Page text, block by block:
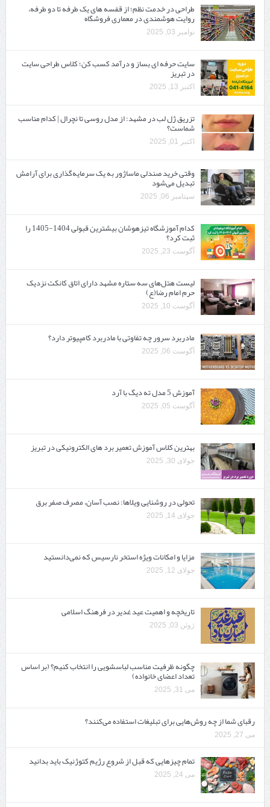
طراحی در خدمت نظم؛ از قفسه ‌های یک‌ طرفه تا دو طرفه،
روایت هوشمندی در معماری فروشگاه
نوامبر 03, 2025
سایت حرفه ‌ای بساز و درآمد کسب کن؛ کلاس طراحی سایت
در تبریز
اکتبر 13, 2025
تزریق ژل لب در مشهد: از مدل روسی تا نچرال | کدام مناسب
شماست؟
اکتبر 01, 2025
وقتی خرید صندلی ماساژور به یک سرمایه‌گذاری برای آرامش
تبدیل می‌شود
سپتامبر 06, 2025
کدام آموزشگاه تیزهوشان بیشترین قبولی 1404-1405 را
ثبت کرد؟
آگوست 23, 2025
لیست هتل‌های سه ستاره مشهد دارای اتاق کانکت نزدیک
حرم امام رضا(ع)
آگوست 10, 2025
مادربرد سرور چه تفاوتی با مادربرد کامپیوتر دارد؟
آگوست 06, 2025
آموزش 5 مدل ته دیگ با آرد
آگوست 05, 2025
بهترین کلاس آموزش تعمیر برد های الکترونیکی در تبریز
جولای 30, 2025
تحولی در روشنایی ویلاها: نصب آسان، مصرف صفر برق
جولای 14, 2025
مزایا و امکانات ویژه استخر نارسیس که نمی‌دانستید
جولای 12, 2025
تاریخچه و اهمیت عید غدیر در فرهنگ اسلامی
ژوئن 03, 2025
چگونه ظرفیت مناسب لباسشویی را انتخاب کنیم؟ (بر اساس
تعداد اعضای خانواده)
می 31, 2025
رقبای شما از چه روش‌هایی برای تبلیغات استفاده می‌کنند؟
می 27, 2025
تمام چیزهایی که قبل از شروع رژیم کتوژنیک باید بدانید‎
می 24, 2025